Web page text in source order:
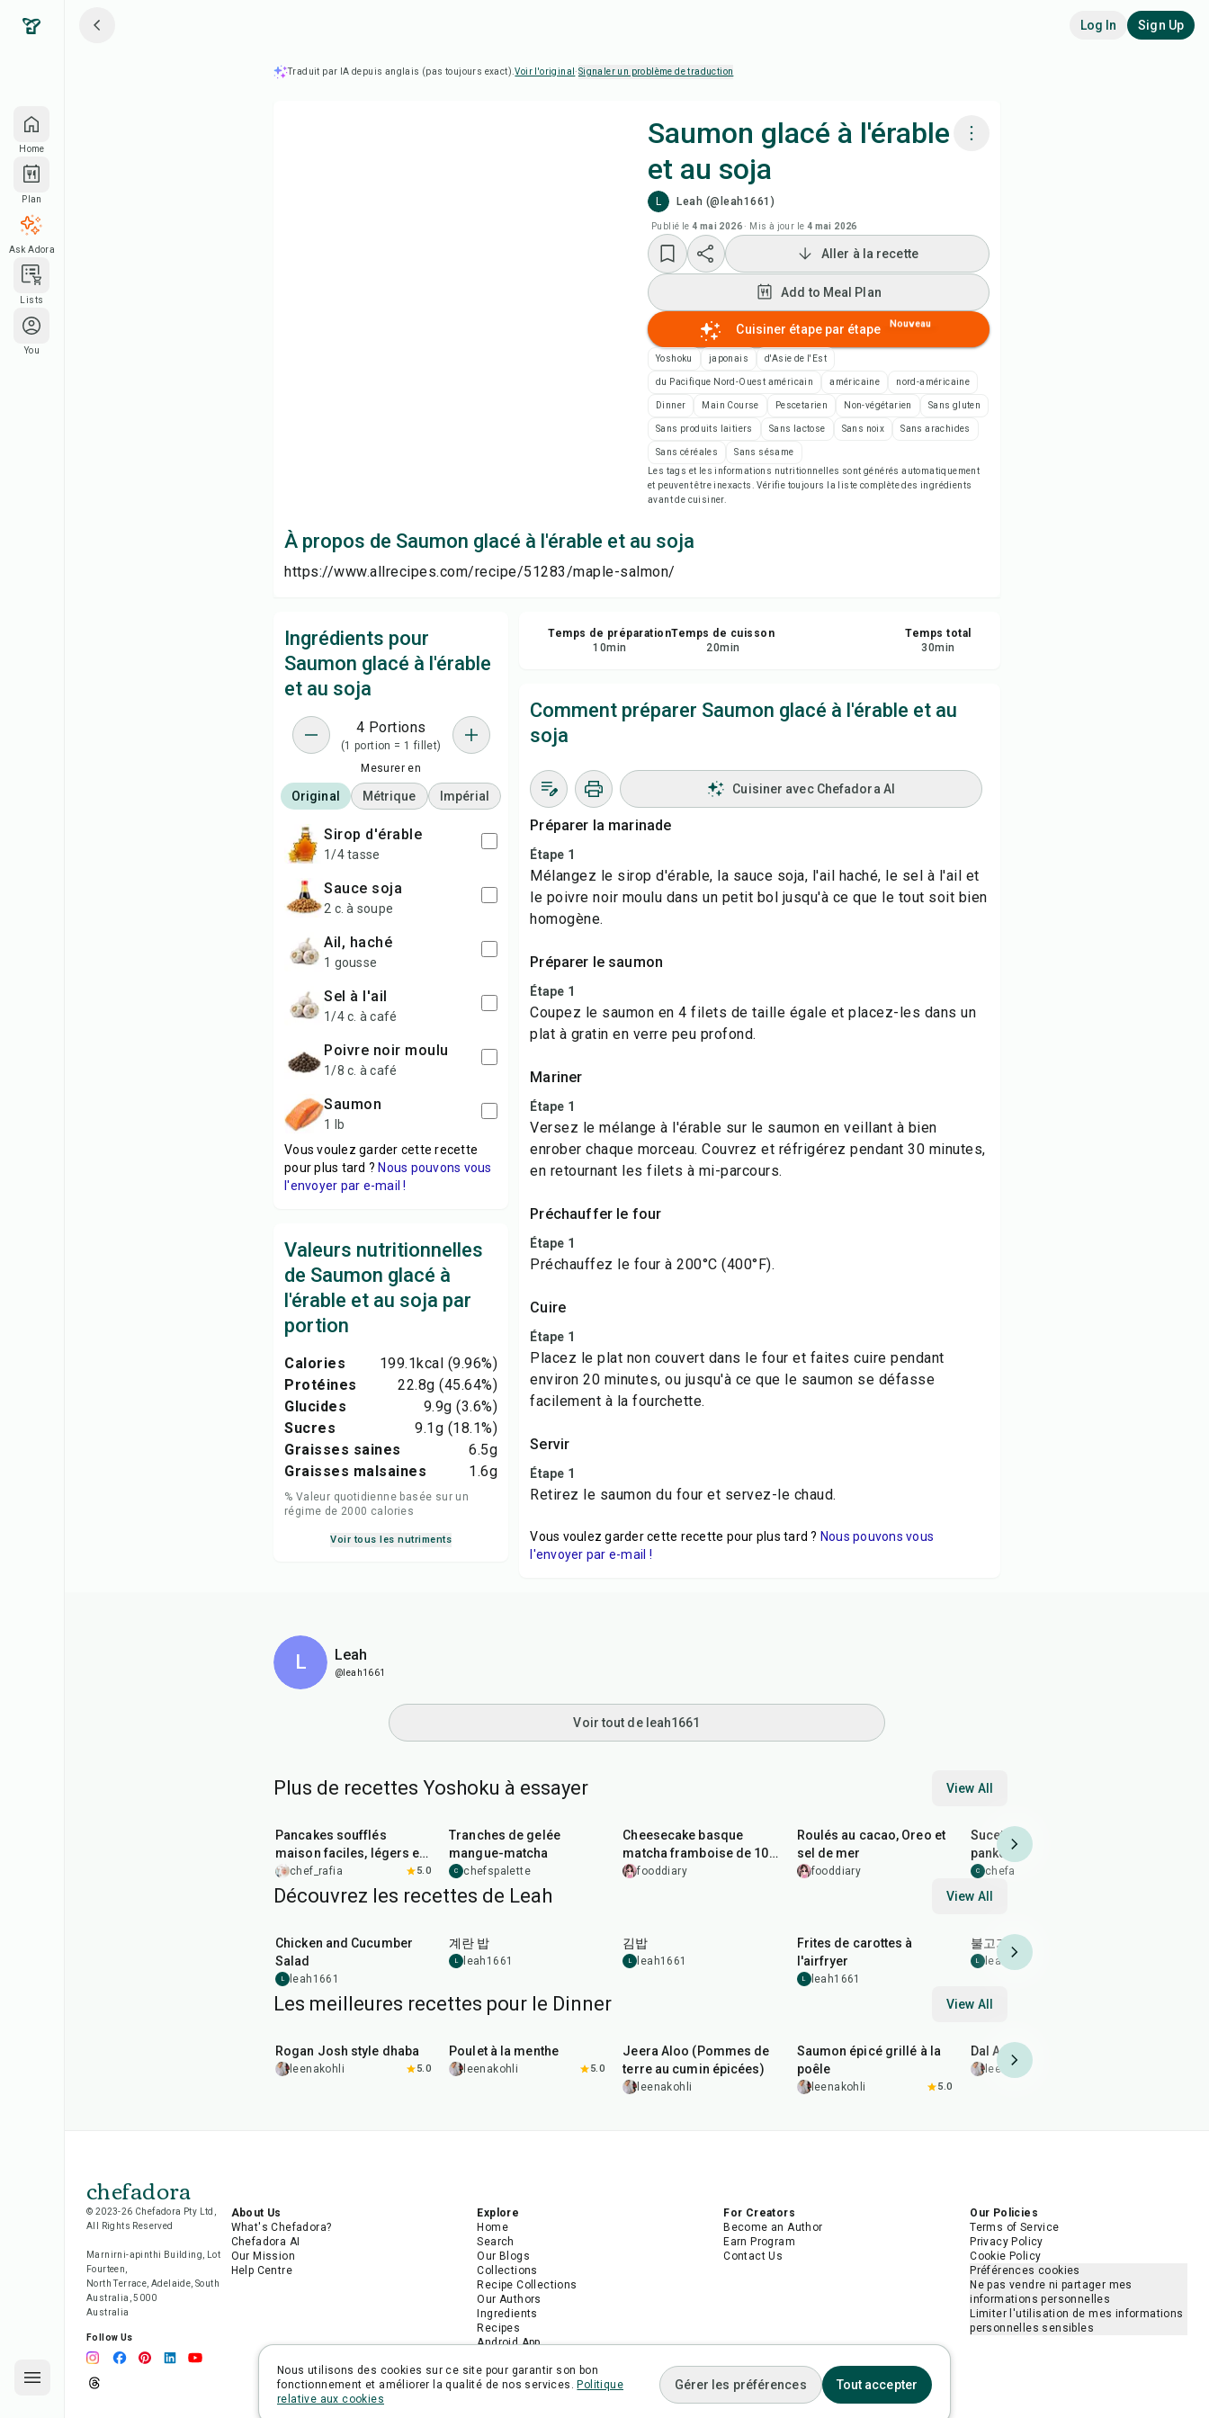
Home
Plan
Ask Adora
Lists
You
Log In Sign Up
Traduit par IA depuis anglais (pas toujours exact).Voir l'original ·Signaler un problème de traduction
Saumon glacé à l'érable
et au soja
L Leah (@leah1661)
Publié le 4 mai 2026 · Mis à jour le 4 mai 2026
Add to Meal Plan
Add to Shopping List
Notes de recette
Partager
Aller à la recette
Add to Meal Plan
Cuisiner étape par étape Nouveau
Yoshoku japonais d'Asie de l'Est
du Pacifique Nord-Ouest américain américaine nord-américaine
Dinner Main Course Pescetarien Non-végétarien Sans gluten
Sans produits laitiers Sans lactose Sans noix Sans arachides
Sans céréales
Sans sésame
Les tags et les informations nutritionnelles sont générés automatiquement
et peuvent être inexacts. Vérifie toujours la liste complète des ingrédients
avant de cuisiner.
À propos de Saumon glacé à l'érable et au soja
https://www.allrecipes.com/recipe/51283/maple-salmon/
Ingrédients pour
Saumon glacé à l'érable
et au soja
4 Portions
(1 portion = 1 fillet)
Mesurer en
Original Métrique Impérial
sirop d'érable
1/4 tasse
sauce soja
2 c. à soupe
ail, haché
1 gousse
sel à l'ail
1/4 c. à café
poivre noir moulu
1/8 c. à café
saumon
1 lb
Vous voulez garder cette recette
pour plus tard ? Nous pouvons vous
l'envoyer par e-mail !
Valeurs nutritionnelles
de Saumon glacé à
l'érable et au soja par
portion
Calories 199.1kcal (9.96%)
Protéines
22.8g (45.64%)
Glucides
9.9g (3.6%)
Sucres
9.1g (18.1%)
Graisses saines
6.5g
Graisses malsaines
1.6g
% Valeur quotidienne basée sur un
régime de 2000 calories
Voir tous les nutriments
Temps de préparation
10min
Temps de cuisson
20min
Temps total
30min
Comment préparer Saumon glacé à l'érable et au
soja
Cuisiner avec Chefadora AI
Préparer la marinade
Étape 1
Mélangez le sirop d'érable, la sauce soja, l'ail haché, le sel à l'ail et
le poivre noir moulu dans un petit bol jusqu'à ce que le tout soit bien
homogène.
Préparer le saumon
Étape 1
Coupez le saumon en 4 filets de taille égale et placez-les dans un
plat à gratin en verre peu profond.
Mariner
Étape 1
Versez le mélange à l'érable sur le saumon en veillant à bien
enrober chaque morceau. Couvrez et réfrigérez pendant 30 minutes,
en retournant les filets à mi-parcours.
Préchauffer le four
Étape 1
Préchauffez le four à 200°C (400°F).
Cuire
Étape 1
Placez le plat non couvert dans le four et faites cuire pendant
environ 20 minutes, ou jusqu'à ce que le saumon se défasse
facilement à la fourchette.
Servir
Étape 1
Retirez le saumon du four et servez-le chaud.
Vous voulez garder cette recette pour plus tard ? Nous pouvons vous
l'envoyer par e-mail !
L Leah
@leah1661
Voir tout de leah1661
Plus de recettes Yoshoku à essayer View All
Pancakes soufflés
maison faciles, légers et
délicieux
chef_rafia 5.0
Tranches de gelée
mangue-matcha
C chefspalette
Cheesecake basque
matcha framboise de 10
cmfooddiary
Roulés au cacao, Oreo et
sel de mer
fooddiary
Sucettes de poulet au
panko
C chefanna
Découvrez les recettes de Leah View All
Chicken and Cucumber
Salad
L leah1661
계란 밥
L leah1661
김밥
L leah1661
Frites de carottes à
l'airfryer
L leah1661
불고기
L leah1661
Les meilleures recettes pour le Dinner View All
Rogan Josh style dhaba
leenakohli 5.0
Poulet à la menthe
leenakohli 5.0
Jeera Aloo (Pommes de
terre au cumin épicées)
leenakohli
Saumon épicé grillé à la
poêle
leenakohli 5.0
Dal Arhar (Toor) sauté
leenakohli
chefadora
© 2023-26 Chefadora Pty Ltd,
All Rights Reserved
Marnirni-apinthi Building, Lot
Fourteen,
North Terrace, Adelaide, South
Australia, 5000
Australia
Follow Us
About Us
What's Chefadora?
Chefadora AI
Our Mission
Help Centre
Explore
Home
Search
Our Blogs
Collections
Recipe Collections
Our Authors
Ingredients
Recipes
Android App
For Creators
Become an Author
Earn Program
Contact Us
Our Policies
Terms of Service
Privacy Policy
Cookie Policy
Préférences cookies
Ne pas vendre ni partager mes
informations personnelles
Limiter l'utilisation de mes informations
personnelles sensibles
Nous utilisons des cookies sur ce site pour garantir son bon
fonctionnement et améliorer la qualité de nos services. Politique
relative aux cookies
Gérer les préférences Tout accepter